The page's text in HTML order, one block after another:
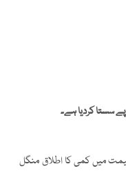
میں کمی کا اطلاق منگل